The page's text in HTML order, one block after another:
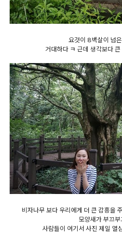
요것이 8백살이 넘
거대하다 ㅋ 근데 생각보다
비자나무 보다 우리에게 더 큰 감흥을
모양새가 부끄
사람들이 여기서 사진 제일 열